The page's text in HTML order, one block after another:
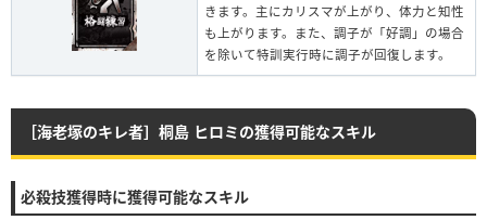
きます。主にカリスマが上がり、体力と知性
も上がります。また、調子が「好調」の場合
を除いて特訓実行時に調子が回復します。
［海老塚のキレ者］桐島 ヒロミの獲得可能なスキル
必殺技獲得時に獲得可能なスキル